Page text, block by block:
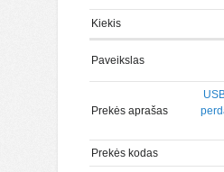
Kiekis
Paveikslas
Prekės aprašas
Prekės kodas